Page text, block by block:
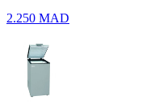
2.250 MAD